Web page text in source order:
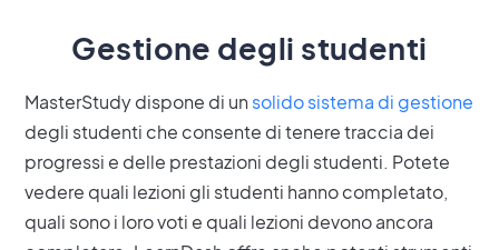
Gestione degli studenti
MasterStudy dispone di un solido sistema di gestione
degli studenti che consente di tenere traccia dei
progressi e delle prestazioni degli studenti. Potete
vedere quali lezioni gli studenti hanno completato,
quali sono i loro voti e quali lezioni devono ancora